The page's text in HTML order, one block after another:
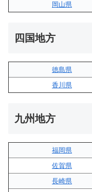
岡山県
四国地方
徳島県
香川県
九州地方
福岡県
佐賀県
長崎県